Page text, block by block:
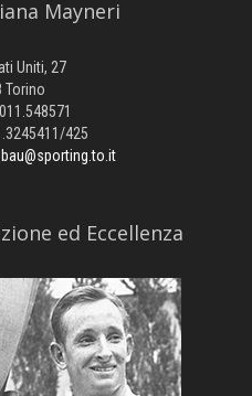
Mayneri
Uniti, 27
Torino
425
ed Eccellenza